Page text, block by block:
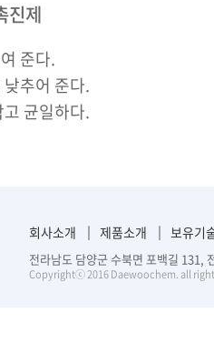
진제
준다.
추어 준다.
균일하다.
회사소개 제품소개 보유기
전라남도 담양군 수북면 포백길
Copyrightⓒ 2016 Daewoochem. all